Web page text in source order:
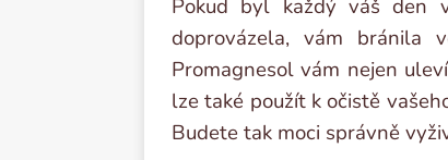
Pokud byl každý váš den
doprovázela, vám bránila
Promagnesol vám nejen
lze také použít k očistě
Budete tak moci správně